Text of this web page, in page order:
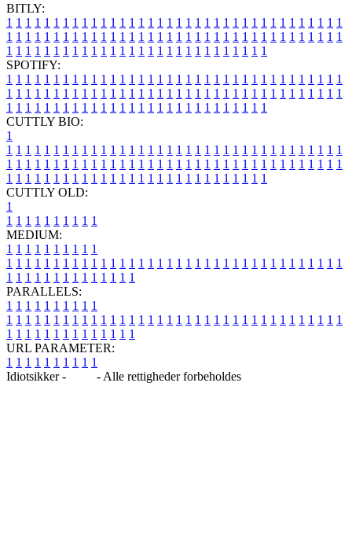
BITLY:
1 1 1 1 1 1 1 1 1 1 1 1 1 1 1 1 1 1 1 1 1 1 1 1 1 1 1 1 1 1 1 1 1 1 1 1
1 1 1 1 1 1 1 1 1 1 1 1 1 1 1 1 1 1 1 1 1 1 1 1 1 1 1 1 1 1 1 1 1 1 1 1
1 1 1 1 1 1 1 1 1 1 1 1 1 1 1 1 1 1 1 1 1 1 1 1 1 1 1 1
SPOTIFY:
1 1 1 1 1 1 1 1 1 1 1 1 1 1 1 1 1 1 1 1 1 1 1 1 1 1 1 1 1 1 1 1 1 1 1 1
1 1 1 1 1 1 1 1 1 1 1 1 1 1 1 1 1 1 1 1 1 1 1 1 1 1 1 1 1 1 1 1 1 1 1 1
1 1 1 1 1 1 1 1 1 1 1 1 1 1 1 1 1 1 1 1 1 1 1 1 1 1 1 1
CUTTLY BIO:
1
1 1 1 1 1 1 1 1 1 1 1 1 1 1 1 1 1 1 1 1 1 1 1 1 1 1 1 1 1 1 1 1 1 1 1 1
1 1 1 1 1 1 1 1 1 1 1 1 1 1 1 1 1 1 1 1 1 1 1 1 1 1 1 1 1 1 1 1 1 1 1 1
1 1 1 1 1 1 1 1 1 1 1 1 1 1 1 1 1 1 1 1 1 1 1 1 1 1 1 1
CUTTLY OLD:
1
1 1 1 1 1 1 1 1 1 1
MEDIUM:
1 1 1 1 1 1 1 1 1 1
1 1 1 1 1 1 1 1 1 1 1 1 1 1 1 1 1 1 1 1 1 1 1 1 1 1 1 1 1 1 1 1 1 1 1 1
1 1 1 1 1 1 1 1 1 1 1 1 1 1
PARALLELS:
1 1 1 1 1 1 1 1 1 1
1 1 1 1 1 1 1 1 1 1 1 1 1 1 1 1 1 1 1 1 1 1 1 1 1 1 1 1 1 1 1 1 1 1 1 1
1 1 1 1 1 1 1 1 1 1 1 1 1 1
URL PARAMETER:
1 1 1 1 1 1 1 1 1 1
Idiotsikker -
- Alle rettigheder forbeholdes